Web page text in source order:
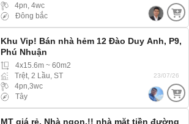
4pn, 4wc
Đông bắc
Khu Vip! Bán nhà hẻm 12 Đào Duy Anh, P9,
Phú Nhuận
4x15.6m ~ 60m2
Trệt, 2 Lầu, ST
4pn,3wc
Tây
23/07/26
MT giá rẻ, Nhà ngon.!! nhà mặt tiền đường